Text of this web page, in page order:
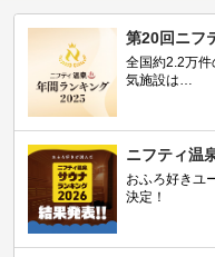
第20回ニフ
全国約2.2万
気施設は…
ニフティ温
おふろ好きユ
決定！